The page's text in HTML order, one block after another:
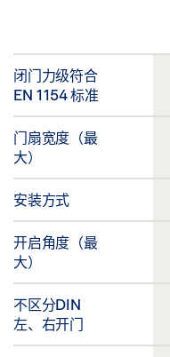
闭门力级符合
EN 1154 标准
门扇宽度（最
大）
安装方式
开启角度（最
大）
不区分DIN
左、右开门